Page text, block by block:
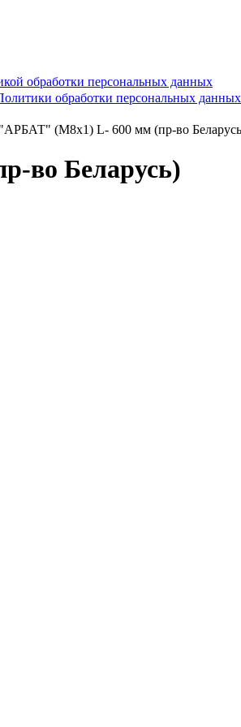
обработки персональных данных
обработки персональных данных
(М8х1) L- 600 мм (пр-во
во Беларусь)